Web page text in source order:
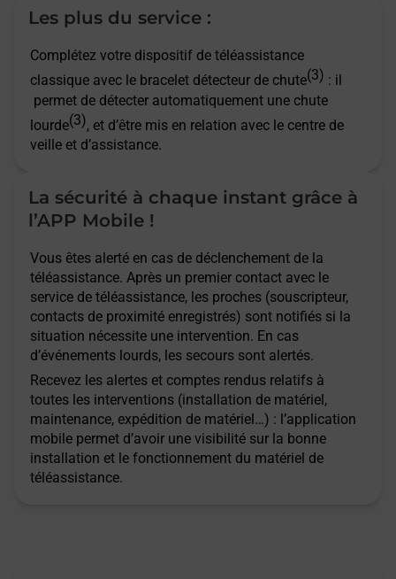
Les plus du service :
Complétez votre dispositif de téléassistance
classique avec le bracelet détecteur de chute(3) : il
permet de détecter automatiquement une chute
lourde(3), et d’être mis en relation avec le centre de
veille et d’assistance.
La sécurité à chaque instant grâce à
l’APP Mobile !
Vous êtes alerté en cas de déclenchement de la
téléassistance. Après un premier contact avec le
service de téléassistance, les proches (souscripteur,
contacts de proximité enregistrés) sont notifiés si la
situation nécessite une intervention. En cas
d’événements lourds, les secours sont alertés.
Recevez les alertes et comptes rendus relatifs à
toutes les interventions (installation de matériel,
maintenance, expédition de matériel…) : l’application
mobile permet d’avoir une visibilité sur la bonne
installation et le fonctionnement du matériel de
téléassistance.